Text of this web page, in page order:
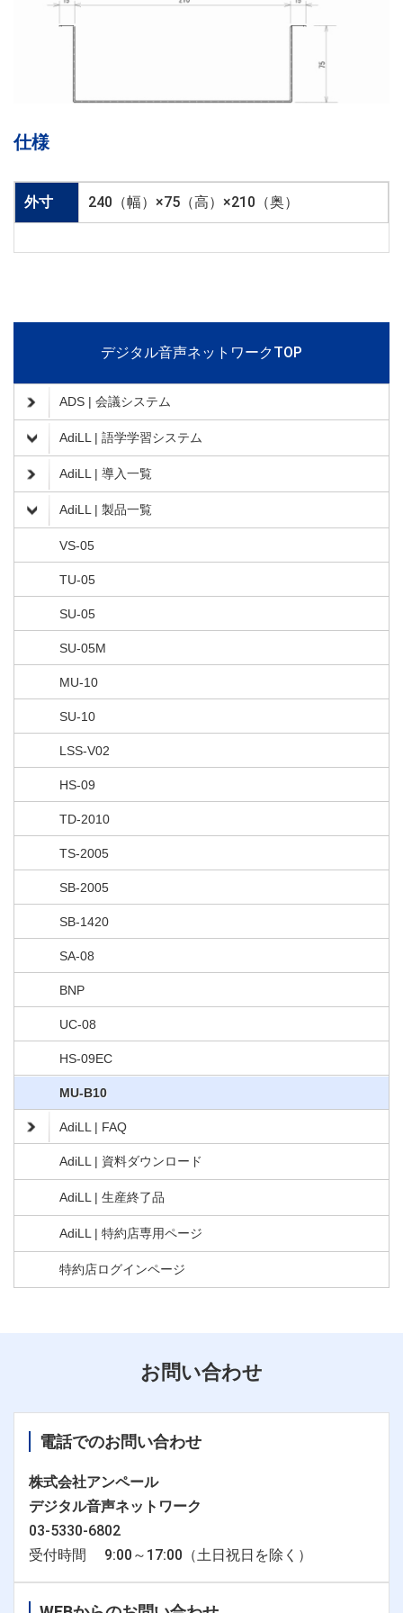
仕様
外寸 240（幅）×75（高）×210（奥）
デジタル音声ネットワークTOP
ADS | 会議システム
AdiLL | 語学学習システム
AdiLL | 導入一覧
AdiLL | 製品一覧
VS-05
TU-05
SU-05
SU-05M
MU-10
SU-10
LSS-V02
HS-09
TD-2010
TS-2005
SB-2005
SB-1420
SA-08
BNP
UC-08
HS-09EC
MU-B10
AdiLL | FAQ
AdiLL | 資料ダウンロード
AdiLL | 生産終了品
AdiLL | 特約店専用ページ
特約店ログインページ
お問い合わせ
電話でのお問い合わせ
株式会社アンペール
デジタル音声ネットワーク
03-5330-6802
受付時間 9:00～17:00（土日祝日を除く）